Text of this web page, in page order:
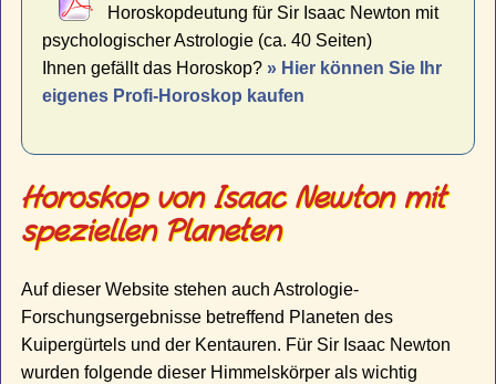
Horoskopdeutung für Sir Isaac Newton mit
psychologischer Astrologie (ca. 40 Seiten)
Ihnen gefällt das Horoskop?» Hier können Sie Ihr
eigenes Profi-Horoskop kaufen
Horoskop von Isaac Newton mit
speziellen Planeten
Auf dieser Website stehen auch Astrologie-
Forschungsergebnisse betreffend Planeten des
Kuipergürtels und der Kentauren. Für Sir Isaac Newton
wurden folgende dieser Himmelskörper als wichtig